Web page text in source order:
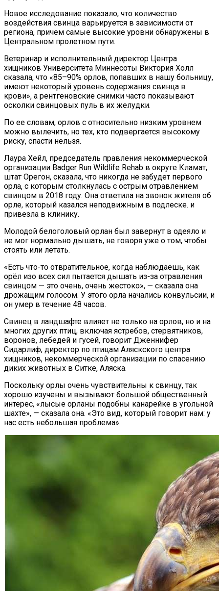
Новое исследование показало, что количество
воздействия свинца варьируется в зависимости от
региона, причем самые высокие уровни обнаружены в
Центральном пролетном пути.
Ветеринар и исполнительный директор Центра
хищников Университета Миннесоты Виктория Холл
сказала, что «85–90% орлов, попавших в нашу больницу,
имеют некоторый уровень содержания свинца в
крови», а рентгеновские снимки часто показывают
осколки свинцовых пуль в их желудки.
По ее словам, орлов с относительно низким уровнем
можно вылечить, но тех, кто подвергается высокому
риску, спасти нельзя.
Лаура Хейл, председатель правления некоммерческой
организации Badger Run Wildlife Rehab в округе Кламат,
штат Орегон, сказала, что никогда не забудет первого
орла, с которым столкнулась с острым отравлением
свинцом в 2018 году. Она ответила на звонок жителя об
орле, который казался неподвижным в подлеске. и
привезла в клинику.
Молодой белоголовый орлан был завернут в одеяло и
не мог нормально дышать, не говоря уже о том, чтобы
стоять или летать.
«Есть что-то отвратительное, когда наблюдаешь, как
орёл изо всех сил пытается дышать из-за отравления
свинцом — это очень, очень жестоко», — сказала она
дрожащим голосом. У этого орла начались конвульсии, и
он умер в течение 48 часов.
Свинец в ландшафте влияет не только на орлов, но и на
многих других птиц, включая ястребов, стервятников,
воронов, лебедей и гусей, говорит Дженнифер
Сидарлиф, директор по птицам Аляскского центра
хищников, некоммерческой организации по спасению
диких животных в Ситке, Аляска.
Поскольку орлы очень чувствительны к свинцу, так
хорошо изучены и вызывают большой общественный
интерес, «лысые орланы подобны канарейке в угольной
шахте», — сказала она. «Это вид, который говорит нам: у
нас есть небольшая проблема».